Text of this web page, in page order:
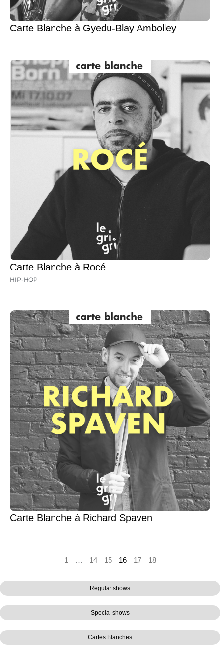
Regular shows
Special shows
Cartes Blanches
Carte Blanche à Gyedu-Blay Ambolley
Carte Blanche à Rocé
HIP-HOP
Carte Blanche à Richard Spaven
1 … 14 15 16 17 18